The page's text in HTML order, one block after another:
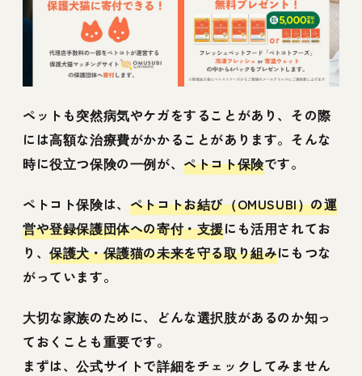
ペットも突然病気やケガをすることがあり、その際
には高額な治療費がかかることがあります。そんな
時に役立つ保険の一例が、ペトコト保険です。
ペトコト保険は、 ペトコトお結び（OMUSUBI）の運
営や登録保護団体への寄付・支援にも活用されてお
り、保護犬・保護猫の未来を守る取り組みにもつな
がっています。
大切な家族のために、どんな選択肢があるのか知っ
ておくことも重要です。
まずは、公式サイトで詳細をチェックしてみません